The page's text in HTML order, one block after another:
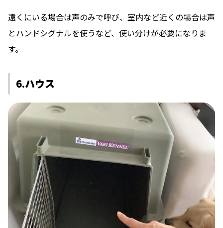
遠くにいる場合は声のみで呼び、室内など近くの場合は声
とハンドシグナルを使うなど、使い分けが必要になりま
す。
6.ハウス